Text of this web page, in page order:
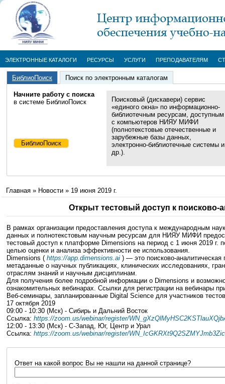
ЭЛЕКТРОННЫЕ КАТАЛОГИ РЕСУРСЫ УСЛУГИ ПРЕПОДАВАТЕЛЯМ
БиблиоПоиск Поиск по электронным каталогам
Начните работу с поиска
в системе БиблиоПоиск
Поисковый (дискавери) сервис
«единого окна» по информационно-
библиотечным ресурсам, доступным
с компьютеров НИЯУ МИФИ
(полнотекстовые отечественные и
зарубежные базы данных,
электронно-библиотечные системы и
др.).
Главная » Новости » 19 июня 2019 г.
Открыт тестовый доступ к
В рамках организации предоставления доступа к международным
данных и полнотекстовым научным ресурсам для НИЯУ МИФИ
тестовый доступ к платформе Dimensions на период с 1 июня 2019 г.
целью оценки и анализа эффективности ее использования.
Dimensions ( https://app.dimensions.ai ) — это поисково-
метаданные о научных публикациях, клинических исследованиях,
отраслям знаний и научным дисциплинам.
Для получения более подробной информации о Dimensions и
ознакомительных вебинарах. Ссылки для регистрации на вебинары
Веб-семинары, запланированные Digital Science для участников
17 октября 2019
09:00 - 10:30 (Мск) - Сибирь и Дальний Восток
Ссылка: https://zoom.us/webinar/register/
12:00 - 13:30 (Мск) - С-Запад, Юг, Центр и Урал
Ссылка: https://zoom.us/webinar/register/
Ответ на какой вопрос Вы не нашли на данной странице?